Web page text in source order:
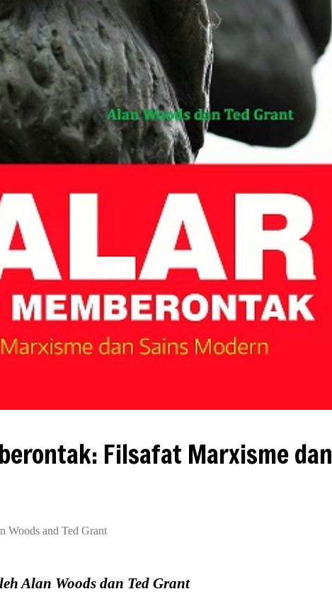
Filsafat Marxisme dan
Woods and Ted Grant
Alan Woods dan Ted Grant